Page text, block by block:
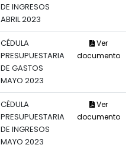
DE INGRESOS
ABRIL 2023
CÉDULA
PRESUPUESTARIA
DE GASTOS
MAYO 2023
Ver
documento
CÉDULA
PRESUPUESTARIA
DE INGRESOS
MAYO 2023
Ver
documento